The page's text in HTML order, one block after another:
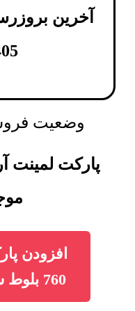
وضعیت
افزودن
760 بلوط سرخ به سبد خرید